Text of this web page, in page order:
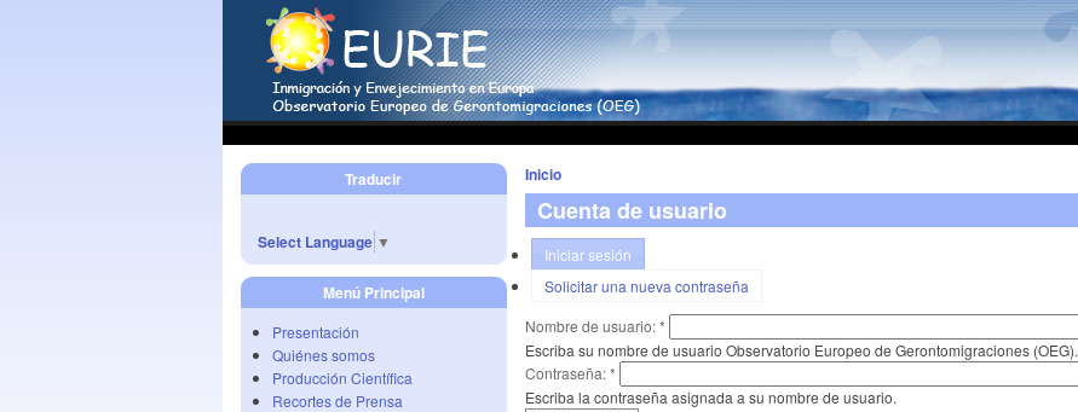
Traducir
Select Language ▼
Menú Principal
Presentación
Quiénes somos
Producción Científica
Recortes de Prensa
Inicio
Cuenta de usuario
Iniciar sesión
Solicitar una nueva contraseña
Nombre de usuario:*
Escriba su nombre de usuario Observatorio Europeo de Gerontomigraciones (OEG).
Contraseña:*
Escriba la contraseña asignada a su nombre de usuario.